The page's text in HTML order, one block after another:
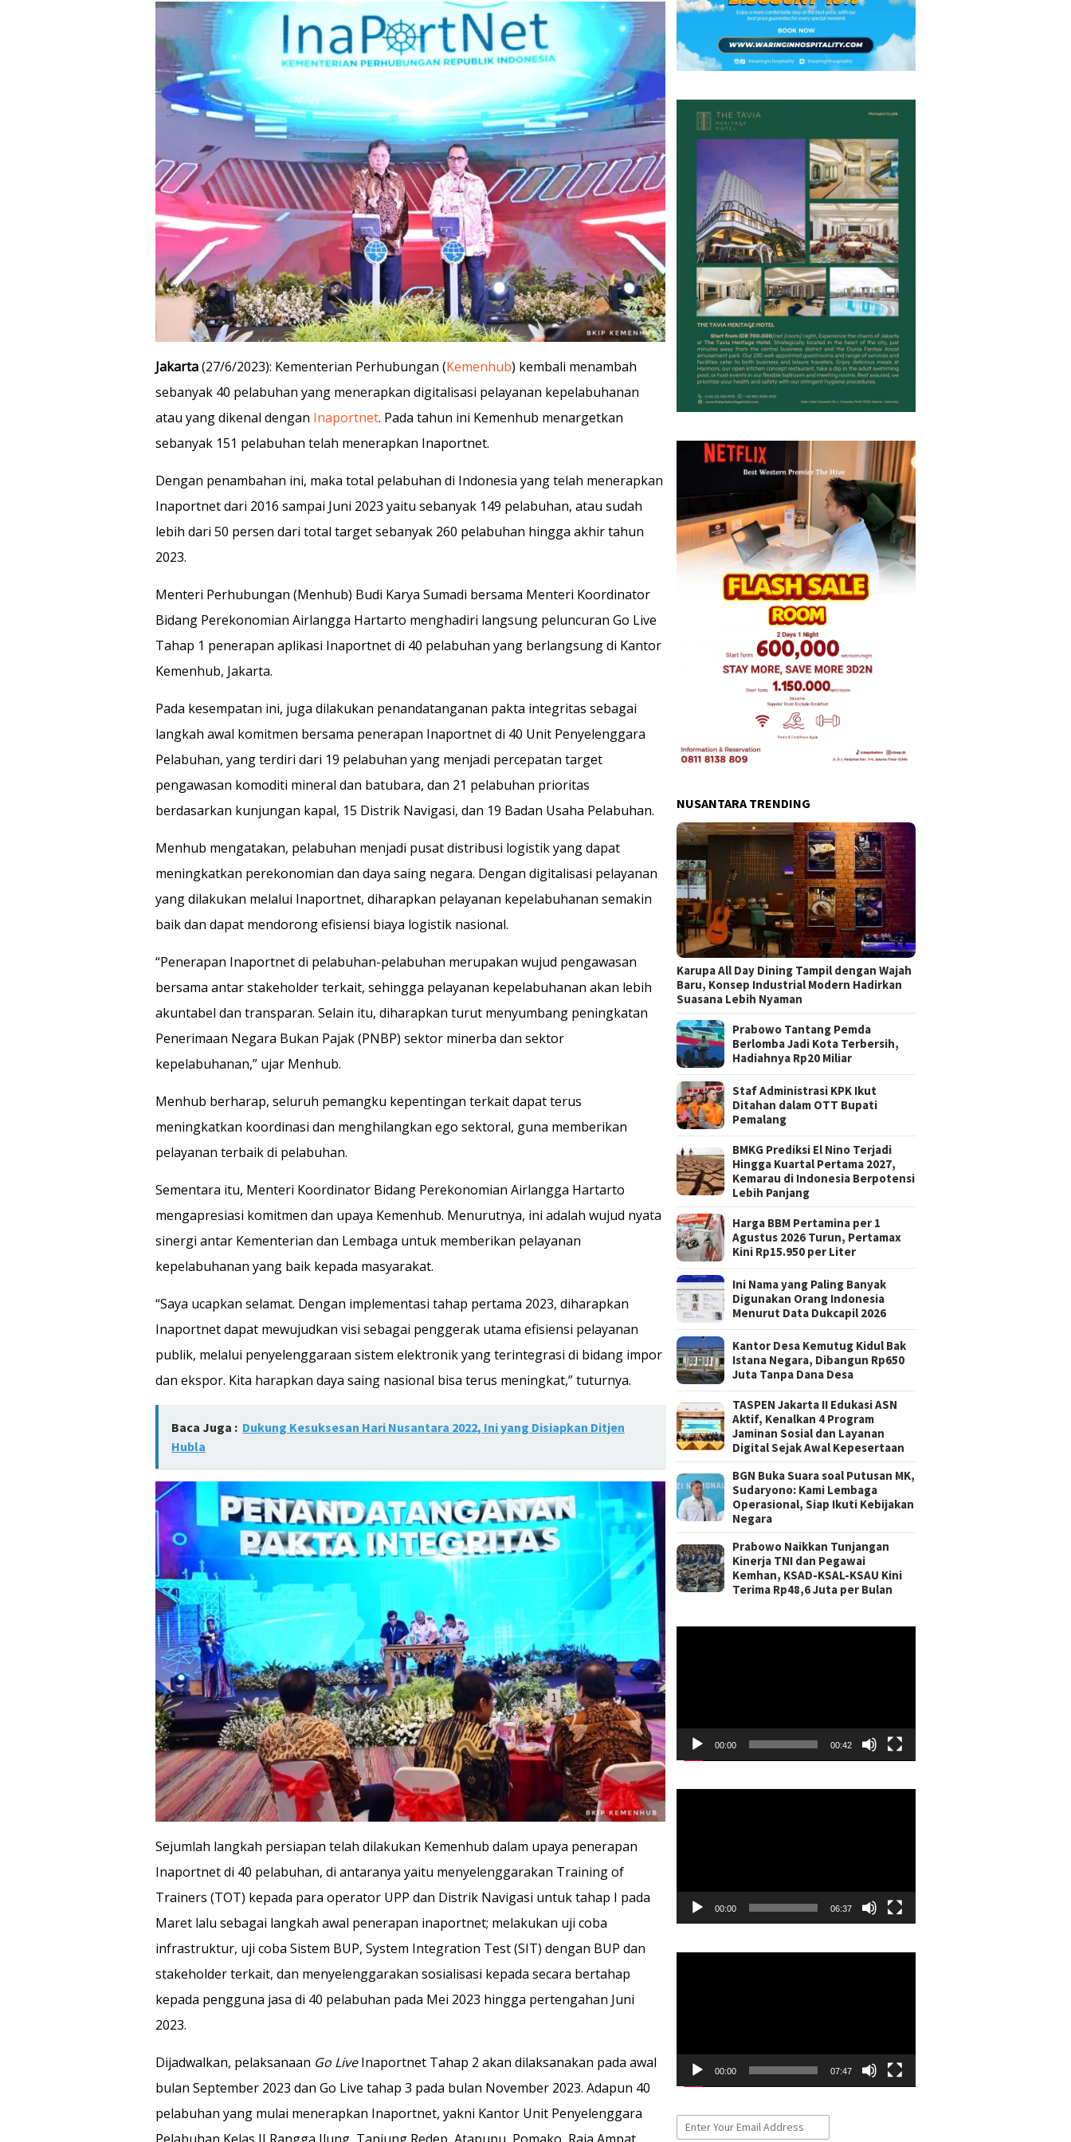
Jakarta(27/6/2023): Kementerian Perhubungan (Kemenhub) kembali menambah
sebanyak 40 pelabuhan yang menerapkan digitalisasi pelayanan kepelabuhanan
atau yang dikenal dengan Inaportnet. Pada tahun ini Kemenhub menargetkan
sebanyak 151 pelabuhan telah menerapkan Inaportnet.
Dengan penambahan ini, maka total pelabuhan di Indonesia yang telah menerapkan
Inaportnet dari 2016 sampai Juni 2023 yaitu sebanyak 149 pelabuhan, atau sudah
lebih dari 50 persen dari total target sebanyak 260 pelabuhan hingga akhir tahun
2023.
Menteri Perhubungan (Menhub) Budi Karya Sumadi bersama Menteri Koordinator
Bidang Perekonomian Airlangga Hartarto menghadiri langsung peluncuran Go Live
Tahap 1 penerapan aplikasi Inaportnet di 40 pelabuhan yang berlangsung di Kantor
Kemenhub, Jakarta.
Pada kesempatan ini, juga dilakukan penandatanganan pakta integritas sebagai
langkah awal komitmen bersama penerapan Inaportnet di 40 Unit Penyelenggara
Pelabuhan, yang terdiri dari 19 pelabuhan yang menjadi percepatan target
pengawasan komoditi mineral dan batubara, dan 21 pelabuhan prioritas
berdasarkan kunjungan kapal, 15 Distrik Navigasi, dan 19 Badan Usaha Pelabuhan.
Menhub mengatakan, pelabuhan menjadi pusat distribusi logistik yang dapat
meningkatkan perekonomian dan daya saing negara. Dengan digitalisasi pelayanan
yang dilakukan melalui Inaportnet, diharapkan pelayanan kepelabuhanan semakin
baik dan dapat mendorong efisiensi biaya logistik nasional.
“Penerapan Inaportnet di pelabuhan-pelabuhan merupakan wujud pengawasan
bersama antar stakeholder terkait, sehingga pelayanan kepelabuhanan akan lebih
akuntabel dan transparan. Selain itu, diharapkan turut menyumbang peningkatan
Penerimaan Negara Bukan Pajak (PNBP) sektor minerba dan sektor
kepelabuhanan,” ujar Menhub.
Menhub berharap, seluruh pemangku kepentingan terkait dapat terus
meningkatkan koordinasi dan menghilangkan ego sektoral, guna memberikan
pelayanan terbaik di pelabuhan.
Sementara itu, Menteri Koordinator Bidang Perekonomian Airlangga Hartarto
mengapresiasi komitmen dan upaya Kemenhub. Menurutnya, ini adalah wujud nyata
sinergi antar Kementerian dan Lembaga untuk memberikan pelayanan
kepelabuhanan yang baik kepada masyarakat.
“Saya ucapkan selamat. Dengan implementasi tahap pertama 2023, diharapkan
Inaportnet dapat mewujudkan visi sebagai penggerak utama efisiensi pelayanan
publik, melalui penyelenggaraan sistem elektronik yang terintegrasi di bidang impor
dan ekspor. Kita harapkan daya saing nasional bisa terus meningkat,” tuturnya.
Baca Juga : Dukung Kesuksesan Hari Nusantara 2022, Ini yang Disiapkan Ditjen
Hubla
Sejumlah langkah persiapan telah dilakukan Kemenhub dalam upaya penerapan
Inaportnet di 40 pelabuhan, di antaranya yaitu menyelenggarakan Training of
Trainers (TOT) kepada para operator UPP dan Distrik Navigasi untuk tahap I pada
Maret lalu sebagai langkah awal penerapan inaportnet; melakukan uji coba
infrastruktur, uji coba Sistem BUP, System Integration Test (SIT) dengan BUP dan
stakeholder terkait, dan menyelenggarakan sosialisasi kepada secara bertahap
kepada pengguna jasa di 40 pelabuhan pada Mei 2023 hingga pertengahan Juni
2023.
Dijadwalkan, pelaksanaan Go LiveInaportnet Tahap 2 akan dilaksanakan pada awal
bulan September 2023 dan Go Live tahap 3 pada bulan November 2023. Adapun 40
pelabuhan yang mulai menerapkan Inaportnet, yakni Kantor Unit Penyelenggara
NUSANTARA TRENDING
Karupa All Day Dining Tampil dengan Wajah
Baru, Konsep Industrial Modern Hadirkan
Suasana Lebih Nyaman
Prabowo Tantang Pemda
Berlomba Jadi Kota Terbersih,
Hadiahnya Rp20 Miliar
Staf Administrasi KPK Ikut
Ditahan dalam OTT Bupati
Pemalang
BMKG Prediksi El Nino Terjadi
Hingga Kuartal Pertama 2027,
Kemarau di Indonesia Berpotensi
Lebih Panjang
Harga BBM Pertamina per 1
Agustus 2026 Turun, Pertamax
Kini Rp15.950 per Liter
Ini Nama yang Paling Banyak
Digunakan Orang Indonesia
Menurut Data Dukcapil 2026
Kantor Desa Kemutug Kidul Bak
Istana Negara, Dibangun Rp650
Juta Tanpa Dana Desa
TASPEN Jakarta II Edukasi ASN
Aktif, Kenalkan 4 Program
Jaminan Sosial dan Layanan
Digital Sejak Awal Kepesertaan
BGN Buka Suara soal Putusan MK,
Sudaryono: Kami Lembaga
Operasional, Siap Ikuti Kebijakan
Negara
Prabowo Naikkan Tunjangan
Kinerja TNI dan Pegawai
Kemhan, KSAD-KSAL-KSAU Kini
Terima Rp48,6 Juta per Bulan
00:00 00:42
00:00 06:37
00:00 07:47